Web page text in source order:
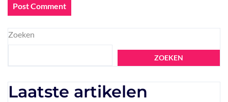
Zoeken
ZOEKEN
Laatste artikelen